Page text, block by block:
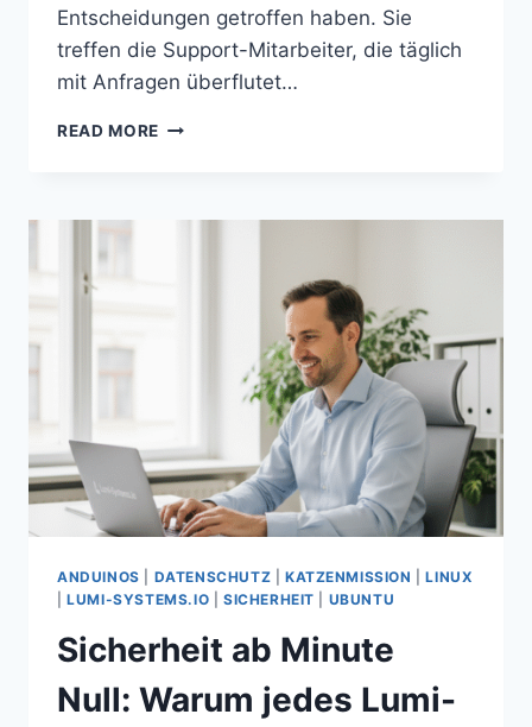
Entscheidungen getroffen haben. Sie
treffen die Support-Mitarbeiter, die täglich
mit Anfragen überflutet…
READ MORE ALEM
ANDUINOS DATENSCHUTZ KATZENMISSION |LINUX
|LUMI-SYSTEMS.IO SICHERHEIT UBUNTU
Sicherheit ab Minute
Null: Warum jedes Lumi-